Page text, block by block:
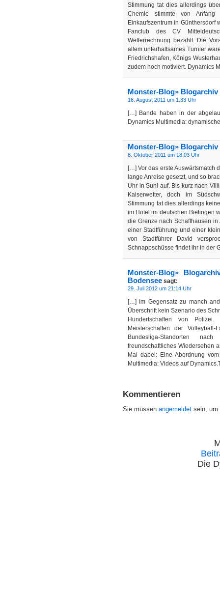
Stimmung tat dies allerdings
Chemie stimmte von
Einkaufszentrum in Günthersdorf
Fanclub des CV
Wetterrechnung bezahlt. Die
allem unterhaltsames Turnier
Friedrichshafen, Königs
zudem hoch motiviert. Dynamics
Monster-Blog»
16. August 2011 um 1:33 Uhr
[…] Bande haben in der
Dynamics Multimedia:
Monster-Blog» Blogarchiv
8. Oktober 2011 um 18:03 Uhr
[…] Vor das erste Auswärtsmatch
lange Anreise gesetzt, und so
Uhr in Suhl auf. Bis kurz nach
Kaiserwetter, doch im
Stimmung tat dies allerdings
im Hotel im deutschen Bietingen
die Grenze nach Schaffhausen
einer Stadtführung und einer
von Stadtführer David
Schnappschüsse findet ihr in
Monster-Blog»
Bodensee sagt:
29. Juli 2012 um 21:14 Uhr
[…] Im Gegensatz zu manch
Überschrift kein Szenario des
Hundertschaften von
Meisterschaften der
Bundesliga-Standorten
freundschaftliches Wiedersehen
Mal dabei: Eine Abordnung
Multimedia: Videos auf
Kommentieren
Sie müssen angemeldet sein, um
Die